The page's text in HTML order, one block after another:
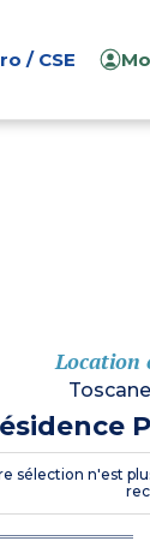
/ CSE
Location
Toscane
sélection n'est